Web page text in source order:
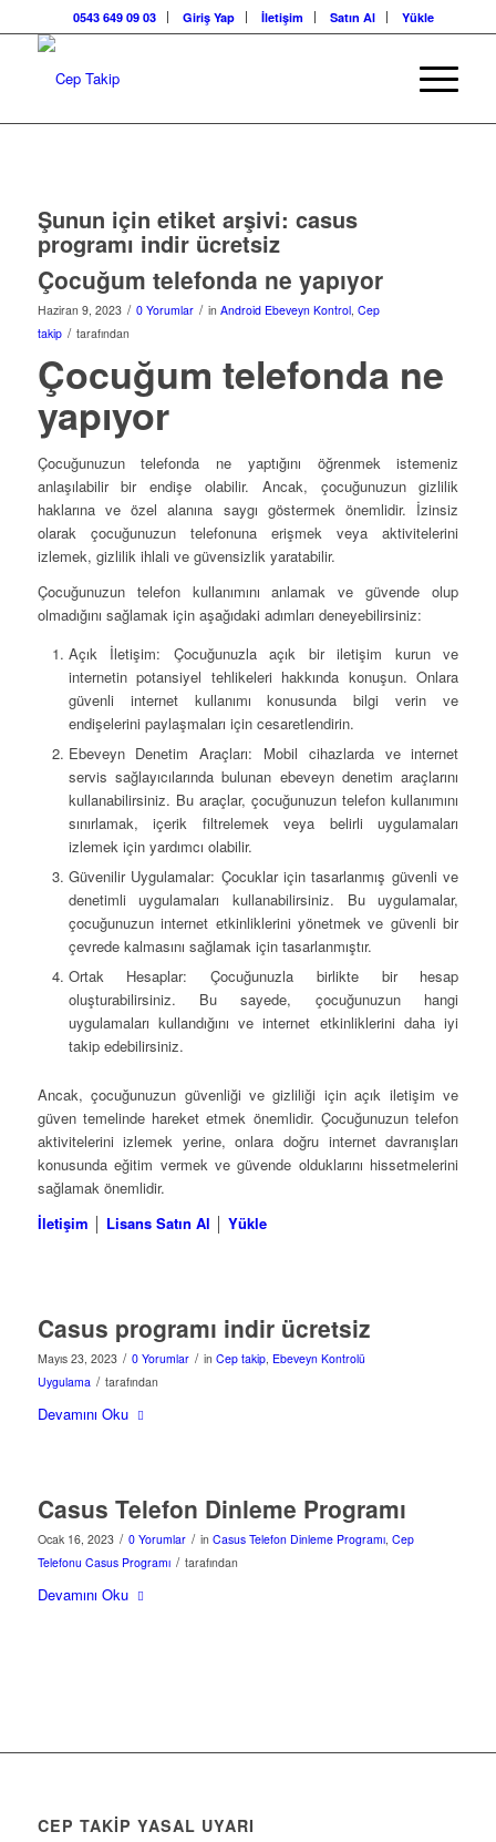
0543 649 09 03 Giriş Yap İletişim Satın Al Yükle
Şunun için etiket arşivi: casus
programı indir ücretsiz
Çocuğum telefonda ne yapıyor
Haziran 9, 2023 / 0 Yorumlar / in Android Ebeveyn Kontrol, Cep
takip / tarafından
Çocuğum telefonda ne
yapıyor
Çocuğunuzun telefonda ne yaptığını öğrenmek istemeniz
anlaşılabilir bir endişe olabilir. Ancak, çocuğunuzun gizlilik
haklarına ve özel alanına saygı göstermek önemlidir. İzinsiz
olarak çocuğunuzun telefonuna erişmek veya aktivitelerini
izlemek, gizlilik ihlali ve güvensizlik yaratabilir.
Çocuğunuzun telefon kullanımını anlamak ve güvende olup
olmadığını sağlamak için aşağıdaki adımları deneyebilirsiniz:
Açık İletişim: Çocuğunuzla açık bir iletişim kurun ve
internetin potansiyel tehlikeleri hakkında konuşun. Onlara
güvenli internet kullanımı konusunda bilgi verin ve
endişelerini paylaşmaları için cesaretlendirin.
Ebeveyn Denetim Araçları: Mobil cihazlarda ve internet
servis sağlayıcılarında bulunan ebeveyn denetim araçlarını
kullanabilirsiniz. Bu araçlar, çocuğunuzun telefon kullanımını
sınırlamak, içerik filtrelemek veya belirli uygulamaları
izlemek için yardımcı olabilir.
Güvenilir Uygulamalar: Çocuklar için tasarlanmış güvenli ve
denetimli uygulamaları kullanabilirsiniz. Bu uygulamalar,
çocuğunuzun internet etkinliklerini yönetmek ve güvenli bir
çevrede kalmasını sağlamak için tasarlanmıştır.
Ortak Hesaplar: Çocuğunuzla birlikte bir hesap
oluşturabilirsiniz. Bu sayede, çocuğunuzun hangi
uygulamaları kullandığını ve internet etkinliklerini daha iyi
takip edebilirsiniz.
Ancak, çocuğunuzun güvenliği ve gizliliği için açık iletişim ve
güven temelinde hareket etmek önemlidir. Çocuğunuzun telefon
aktivitelerini izlemek yerine, onlara doğru internet davranışları
konusunda eğitim vermek ve güvende olduklarını hissetmelerini
sağlamak önemlidir.
İletişim │ Lisans Satın Al │ Yükle
Casus programı indir ücretsiz
Mayıs 23, 2023 / 0 Yorumlar / in Cep takip, Ebeveyn Kontrolü
Uygulama / tarafından
Devamını Oku
Casus Telefon Dinleme Programı
Ocak 16, 2023 / 0 Yorumlar / in Casus Telefon Dinleme Programı, Cep
Telefonu Casus Programı / tarafından
Devamını Oku
CEP TAKİP YASAL UYARI